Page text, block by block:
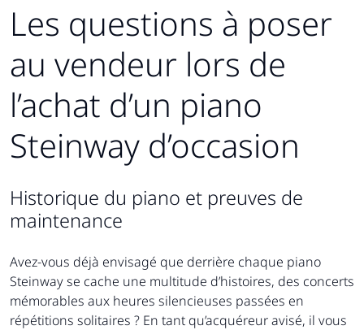
Les questions à poser
au vendeur lors de
l’achat d’un piano
Steinway d’occasion
Historique du piano et preuves de
maintenance
Avez-vous déjà envisagé que derrière chaque piano
Steinway se cache une multitude d’histoires, des concerts
mémorables aux heures silencieuses passées en
répétitions solitaires ? En tant qu’acquéreur avisé, il vous